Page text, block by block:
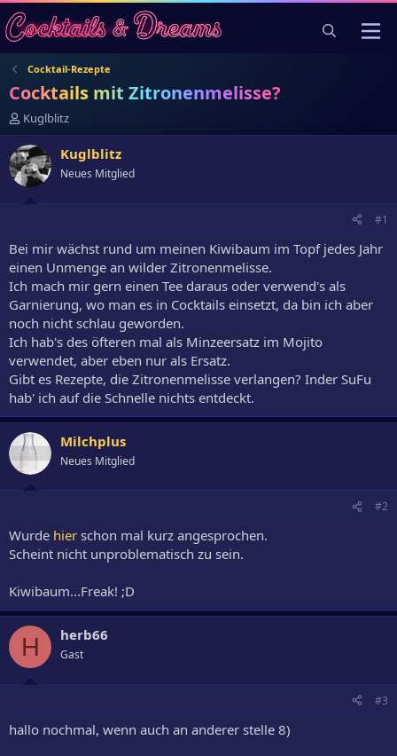
Cocktail-Rezepte
Cocktails mit Zitronenmelisse?
E
r
s
t
e
r
Kuglblitz
Kuglblitz
Neues Mitglied
#1
Bei mir wächst rund um meinen Kiwibaum im Topf jedes Jahr
einen Unmenge an wilder Zitronenmelisse.
Ich mach mir gern einen Tee daraus oder verwend's als
Garnierung, wo man es in Cocktails einsetzt, da bin ich aber
noch nicht schlau geworden.
Ich hab's des öfteren mal als Minzeersatz im Mojito
verwendet, aber eben nur als Ersatz.
Gibt es Rezepte, die Zitronenmelisse verlangen? Inder SuFu
hab' ich auf die Schnelle nichts entdeckt.
Milchplus
Neues Mitglied
#2
Wurde hier schon mal kurz angesprochen.
Scheint nicht unproblematisch zu sein.
Kiwibaum...Freak! ;D
H herb66
Gast
#3
hallo nochmal, wenn auch an anderer stelle 8)